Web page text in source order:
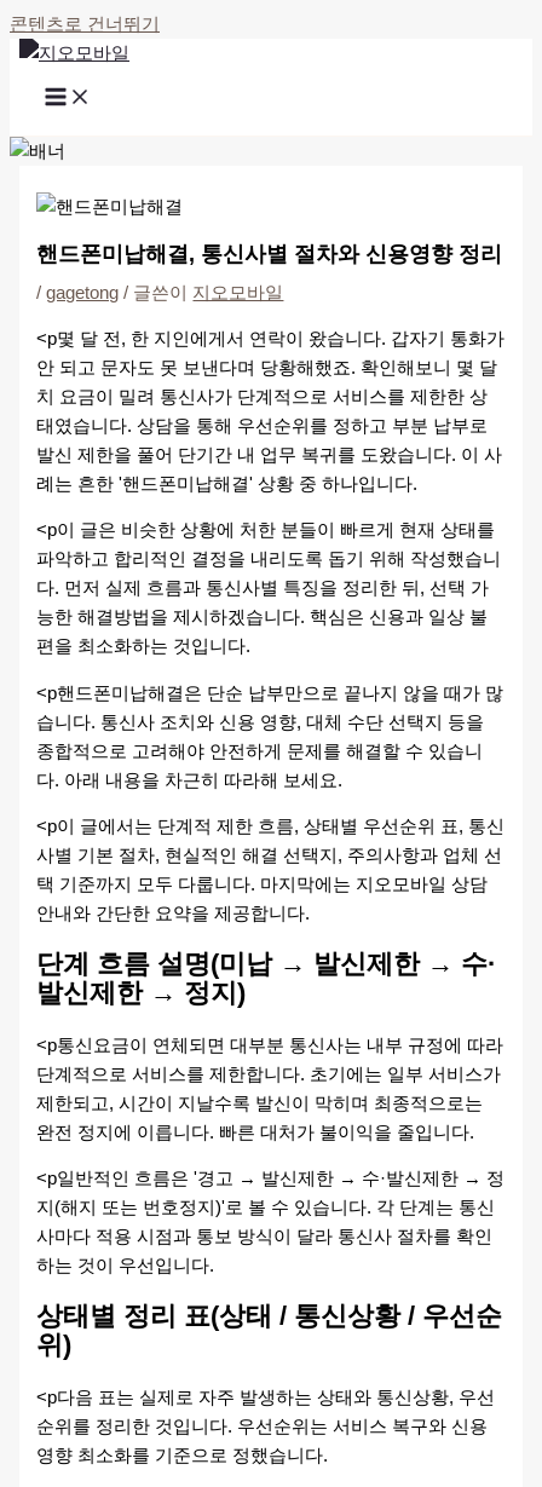
콘텐츠로 건너뛰기
핸드폰미납해결, 통신사별 절차와 신용영향 정리
/gagetong / 글쓴이 지오모바일
<p몇 달 전, 한 지인에게서 연락이 왔습니다. 갑자기 통화가
안 되고 문자도 못 보낸다며 당황해했죠. 확인해보니 몇 달
치 요금이 밀려 통신사가 단계적으로 서비스를 제한한 상
태였습니다. 상담을 통해 우선순위를 정하고 부분 납부로
발신 제한을 풀어 단기간 내 업무 복귀를 도왔습니다. 이 사
례는 흔한 '핸드폰미납해결' 상황 중 하나입니다.
<p이 글은 비슷한 상황에 처한 분들이 빠르게 현재 상태를
파악하고 합리적인 결정을 내리도록 돕기 위해 작성했습니
다. 먼저 실제 흐름과 통신사별 특징을 정리한 뒤, 선택 가
능한 해결방법을 제시하겠습니다. 핵심은 신용과 일상 불
편을 최소화하는 것입니다.
<p핸드폰미납해결은 단순 납부만으로 끝나지 않을 때가 많
습니다. 통신사 조치와 신용 영향, 대체 수단 선택지 등을
종합적으로 고려해야 안전하게 문제를 해결할 수 있습니
다. 아래 내용을 차근히 따라해 보세요.
<p이 글에서는 단계적 제한 흐름, 상태별 우선순위 표, 통신
사별 기본 절차, 현실적인 해결 선택지, 주의사항과 업체 선
택 기준까지 모두 다룹니다. 마지막에는 지오모바일 상담
안내와 간단한 요약을 제공합니다.
단계 흐름 설명(미납 → 발신제한 → 수·
발신제한 → 정지)
<p통신요금이 연체되면 대부분 통신사는 내부 규정에 따라
단계적으로 서비스를 제한합니다. 초기에는 일부 서비스가
제한되고, 시간이 지날수록 발신이 막히며 최종적으로는
완전 정지에 이릅니다. 빠른 대처가 불이익을 줄입니다.
<p일반적인 흐름은 '경고 → 발신제한 → 수·발신제한 → 정
지(해지 또는 번호정지)'로 볼 수 있습니다. 각 단계는 통신
사마다 적용 시점과 통보 방식이 달라 통신사 절차를 확인
하는 것이 우선입니다.
상태별 정리 표(상태 / 통신상황 / 우선순
위)
<p다음 표는 실제로 자주 발생하는 상태와 통신상황, 우선
순위를 정리한 것입니다. 우선순위는 서비스 복구와 신용
영향 최소화를 기준으로 정했습니다.